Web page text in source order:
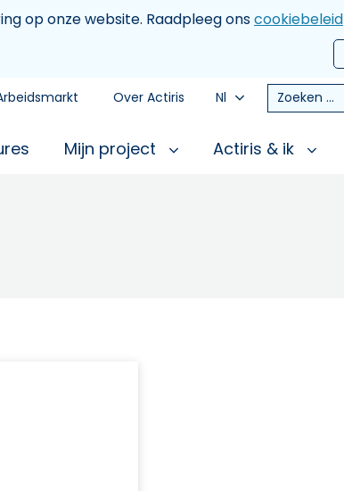
op onze website. Raadpleeg onscookiebeleid
Over Actiris Nl Zoeken
Mijn project Actiris & ik